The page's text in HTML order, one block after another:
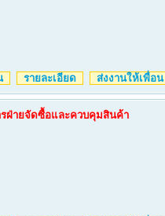
รายละเอียด ส่งงานให้เพื่อน
ฝ่ายจัดซื้อและควบคุมสินค้า